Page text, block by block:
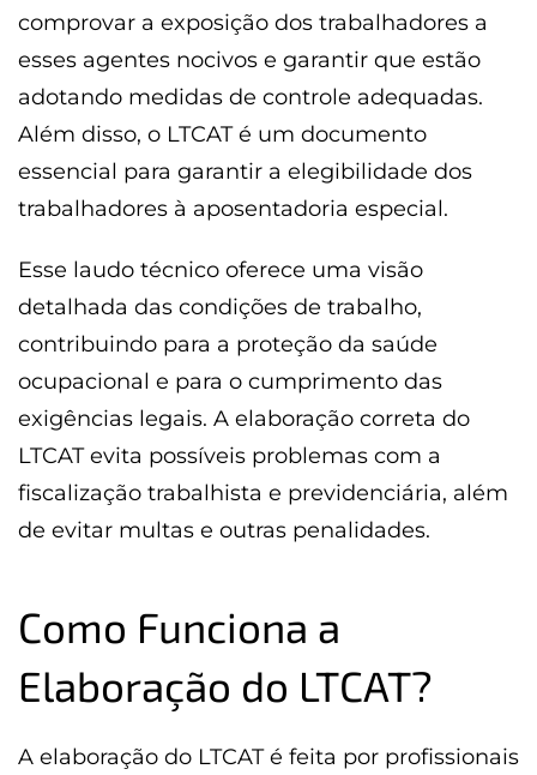
comprovar a exposição dos trabalhadores a
esses agentes nocivos e garantir que estão
adotando medidas de controle adequadas.
Além disso, o LTCAT é um documento
essencial para garantir a elegibilidade dos
trabalhadores à aposentadoria especial.
Esse laudo técnico oferece uma visão
detalhada das condições de trabalho,
contribuindo para a proteção da saúde
ocupacional e para o cumprimento das
exigências legais. A elaboração correta do
LTCAT evita possíveis problemas com a
fiscalização trabalhista e previdenciária, além
de evitar multas e outras penalidades.
Como Funciona a
Elaboração do LTCAT?
A elaboração do LTCAT é feita por profissionais